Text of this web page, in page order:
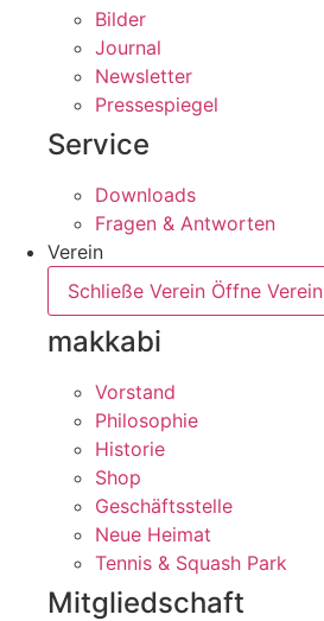
Bilder
Journal
Newsletter
Pressespiegel
Service
Downloads
Fragen & Antworten
Verein
Schließe Verein Öffne Verein
makkabi
Vorstand
Philosophie
Historie
Shop
Geschäftsstelle
Neue Heimat
Tennis & Squash Park
Mitgliedschaft